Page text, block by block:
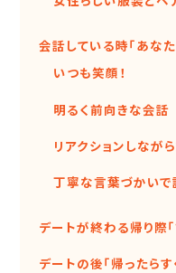
会話している時「あな
いつも笑顔！
明るく前向きな会話
リアクションしなが
丁寧な言葉づかいで
デートが終わる帰り際
デートの後「帰ったら